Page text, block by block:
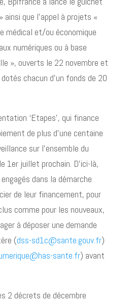
ainsi que l’appel à projets «
médical et/ou économique
numériques ou à base
», ouverts le 22 novembre et
chacun d’un fonds de 20
‘Etapes’, qui finance
de plus d’une centaine
sur l’ensemble du
1er juillet prochain. D’ici-là,
dans la démarche
de leur financement, pour
comme pour les nouveaux,
à déposer une demande
(dss-sd1c@sante.gouv.fr)
sante.fr) avant
2 décrets de décembre